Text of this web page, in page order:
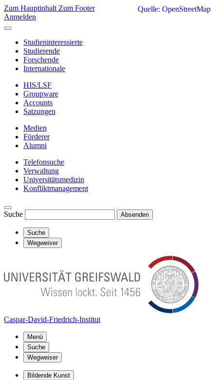
Zum Hauptinhalt Zum Footer
Anmelden
Studieninteressierte
Studierende
Forschende
Internationale
HIS/LSF
Groupware
Accounts
Satzungen
Medien
Förderer
Alumni
Telefonsuche
Verwaltung
Universitätsmedizin
Konfliktmanagement
Suche Absenden
Suche
Wegweiser
Caspar-David-Friedrich-Institut
Menü
Suche
Wegweiser
Bildende Kunst
Quelle: OpenStreetMap